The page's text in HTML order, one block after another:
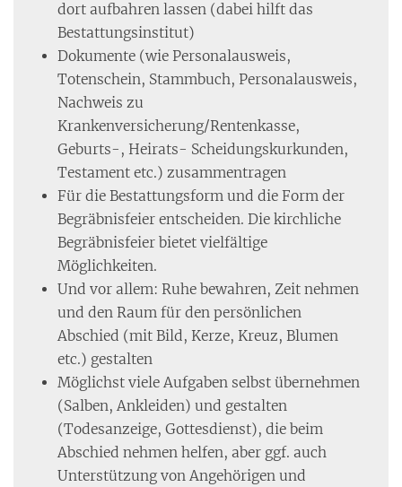
dort aufbahren lassen (dabei hilft das
Bestattungsinstitut)
Dokumente (wie Personalausweis,
Totenschein, Stammbuch, Personalausweis,
Nachweis zu
Krankenversicherung/Rentenkasse,
Geburts-, Heirats- Scheidungskurkunden,
Testament etc.) zusammentragen
Für die Bestattungsform und die Form der
Begräbnisfeier entscheiden. Die kirchliche
Begräbnisfeier bietet vielfältige
Möglichkeiten.
Und vor allem: Ruhe bewahren, Zeit nehmen
und den Raum für den persönlichen
Abschied (mit Bild, Kerze, Kreuz, Blumen
etc.) gestalten
Möglichst viele Aufgaben selbst übernehmen
(Salben, Ankleiden) und gestalten
(Todesanzeige, Gottesdienst), die beim
Abschied nehmen helfen, aber ggf. auch
Unterstützung von Angehörigen und